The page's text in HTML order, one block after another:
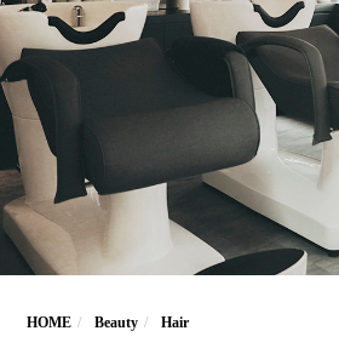
HOME Beauty Hair